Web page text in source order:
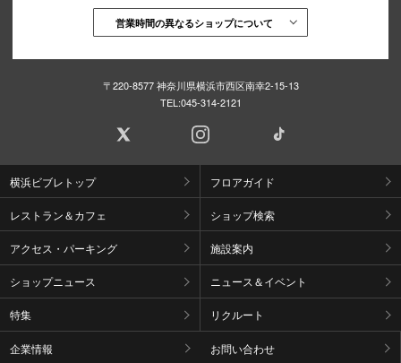
営業時間の異なるショップについて
〒220-8577 神奈川県横浜市西区南幸2-15-13
TEL:045-314-2121
横浜ビブレトップ フロアガイド
レストラン＆カフェ ショップ検索
アクセス・パーキング 施設案内
ショップニュース ニュース＆イベント
特集 リクルート
企業情報 お問い合わせ